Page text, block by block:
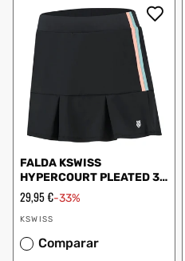
FALDA KSWISS
HYPERCOURT PLEATED 3
BLACK
Precio
oferta
29,95 €-33%
Proveedor:
KSWISS
Comparar